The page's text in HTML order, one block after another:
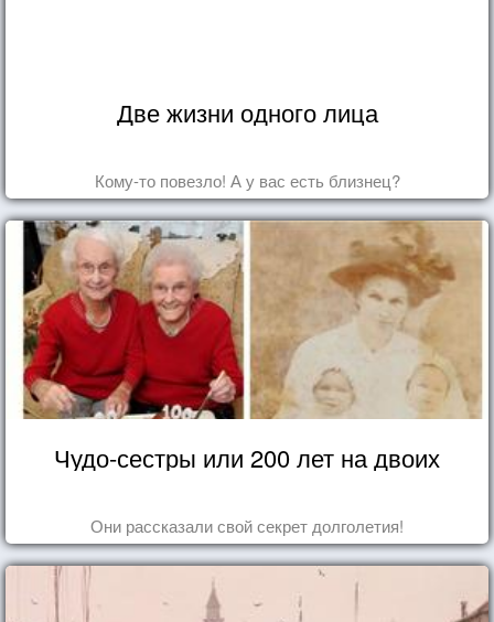
Две жизни одного лица
Кому-то повезло! А у вас есть близнец?
Чудо-сестры или 200 лет на двоих
Они рассказали свой секрет долголетия!